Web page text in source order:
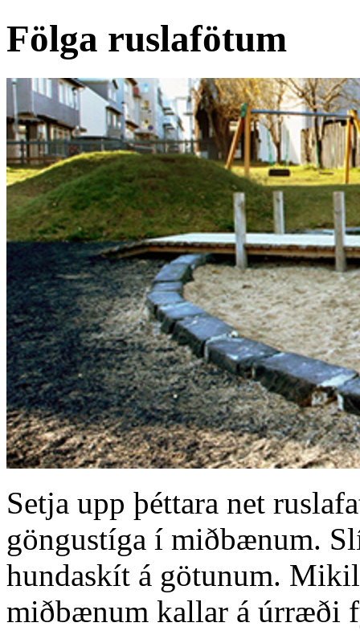
Fölga ruslafötum
Setja upp þéttara net
göngustíga í miðbænum.
hundaskít á götunum.
miðbænum kallar á úrræði